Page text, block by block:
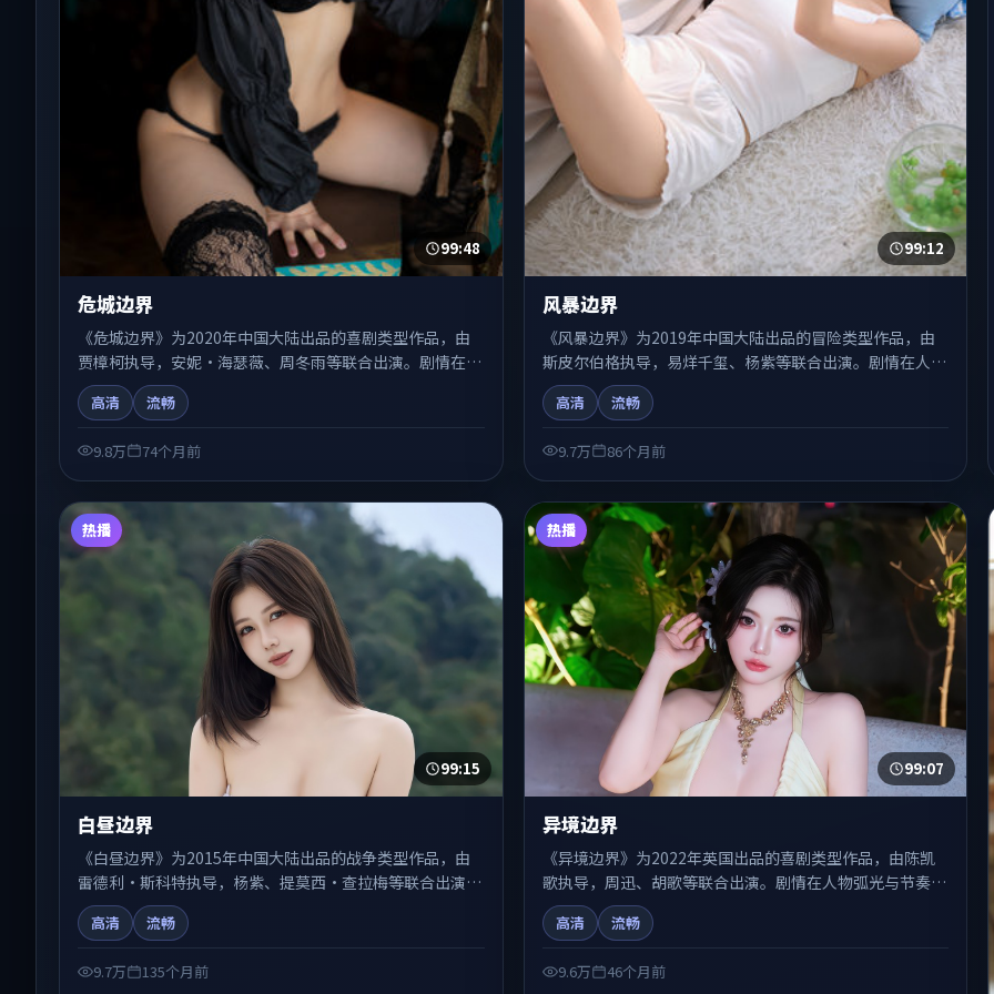
99:48
危城边界
《危城边界》为2020年中国大陆出品的喜剧类型作品，由
贾樟柯执导，安妮·海瑟薇、周冬雨等联合出演。剧情在人
物弧光与节奏推进中展开，兼具叙事张力与视听质感。适合
关注国产在线观看、热播国产剧与院线佳片的观众收藏与检
高清 流畅
9.8万 74个月前
99:12
风暴边界
《风暴边界》为2019年中国大陆出品的冒险类型作品，由
斯皮尔伯格执导，易烊千玺、杨紫等联合出演。剧情在人物
弧光与节奏推进中展开，兼具叙事张力与视听质感。适合关
注国产在线观看、热播国产剧与院线佳片的观众收藏与检索
高清 流畅
9.7万 86个月前
热播
99:15
白昼边界
《白昼边界》为2015年中国大陆出品的战争类型作品，由
雷德利·斯科特执导，杨紫、提莫西·查拉梅等联合出演。
剧情在人物弧光与节奏推进中展开，兼具叙事张力与视听质
感。适合关注国产在线观看、热播国产剧与院线佳片的观众
高清 流畅
9.7万 135个月前
热播
99:07
异境边界
《异境边界》为2022年英国出品的喜剧类型作品，由陈凯
歌执导，周迅、胡歌等联合出演。剧情在人物弧光与节奏推
进中展开，兼具叙事张力与视听质感。可与站内国产剧、电
影、综艺片单交叉检索，便于「国产在线观看」场景下的类
高清 流畅
9.6万 46个月前